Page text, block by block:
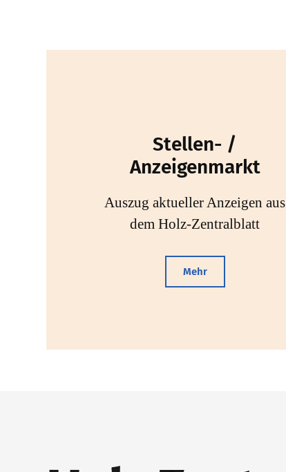
Stellen- /
Anzeigenmarkt
Auszug aktueller Anzeigen aus
dem Holz-Zentralblatt
Mehr